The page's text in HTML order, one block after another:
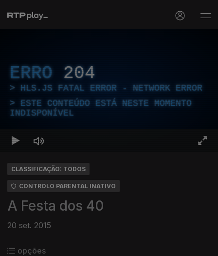
ERRO 204
HLS.JS FATAL ERROR - NETWORK ERROR
ESTE CONTEÚDO ESTÁ NESTE MOMENTO
INDISPONÍVEL
CLASSIFICAÇÃO: TODOS
CONTROLO PARENTAL INATIVO
A Festa dos 40
20 set. 2015
opções